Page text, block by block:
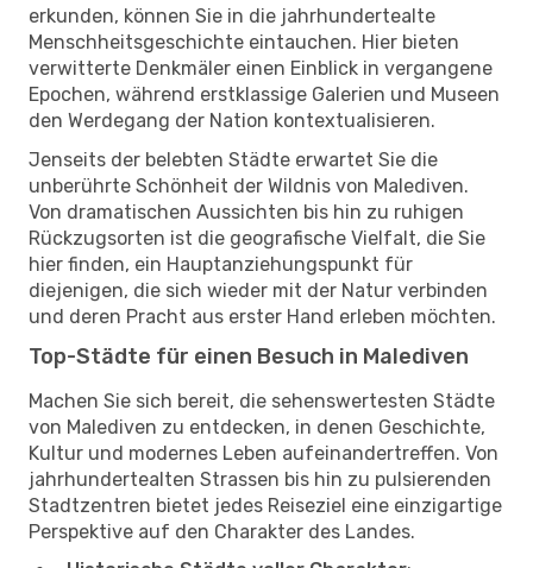
erkunden, können Sie in die jahrhundertealte
Menschheitsgeschichte eintauchen. Hier bieten
verwitterte Denkmäler einen Einblick in vergangene
Epochen, während erstklassige Galerien und Museen
den Werdegang der Nation kontextualisieren.
Jenseits der belebten Städte erwartet Sie die
unberührte Schönheit der Wildnis von Malediven.
Von dramatischen Aussichten bis hin zu ruhigen
Rückzugsorten ist die geografische Vielfalt, die Sie
hier finden, ein Hauptanziehungspunkt für
diejenigen, die sich wieder mit der Natur verbinden
und deren Pracht aus erster Hand erleben möchten.
Top-Städte für einen Besuch in Malediven
Machen Sie sich bereit, die sehenswertesten Städte
von Malediven zu entdecken, in denen Geschichte,
Kultur und modernes Leben aufeinandertreffen. Von
jahrhundertealten Strassen bis hin zu pulsierenden
Stadtzentren bietet jedes Reiseziel eine einzigartige
Perspektive auf den Charakter des Landes.